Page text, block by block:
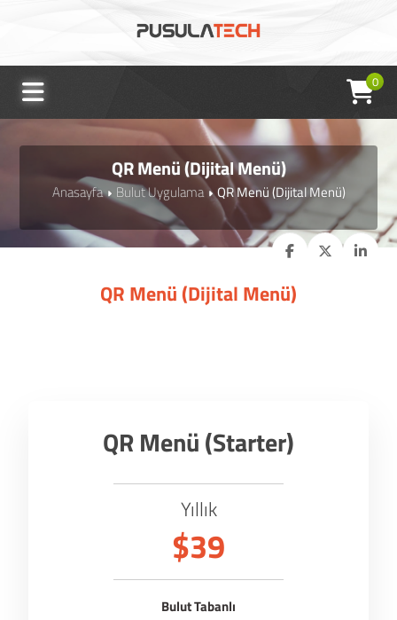
0
QR Menü (Dijital Menü)
Anasayfa Bulut Uygulama QR Menü (Dijital Menü)
QR Menü (Dijital Menü)
QR Menü (Starter)
Yıllık
$39
Bulut Tabanlı